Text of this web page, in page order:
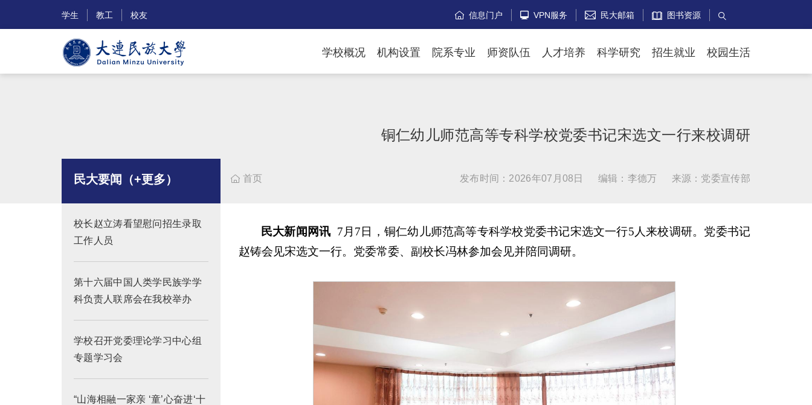
学生 教工 校友  信息门户  VPN服务  民大邮箱 图书资源 
学校概况 机构设置 院系专业 师资队伍 人才培养 科学研究 招生就业 校园生活
铜仁幼儿师范高等专科学校党委书记宋选文一行来校调研
 首页 发布时间：2026年07月08日 编辑：李德万 来源：党委宣传部
民大要闻（+更多）
校长赵立涛看望慰问招生录取
工作人员
第十六届中国人类学民族学学
科负责人联席会在我校举办
学校召开党委理论学习中心组
专题学习会
“山海相融一家亲 ‘童’心奋进‘十
民大新闻网讯 7月7日，铜仁幼儿师范高等专科学校党委书记宋选文一行5人来校调研。党委书记
赵铸会见宋选文一行。党委常委、副校长冯林参加会见并陪同调研。